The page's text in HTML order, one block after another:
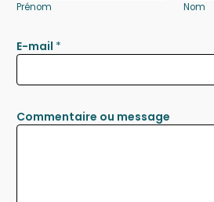
Prénom Nom
E-mail *
Commentaire ou message